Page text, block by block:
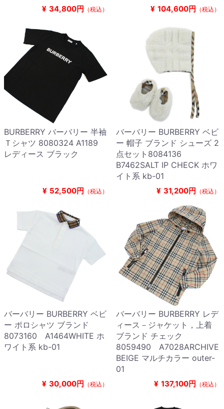
¥ 34,800円 （税込） ¥ 104,600円 （税込）
BURBERRY バーバリー 半袖
Ｔシャツ 8080324 A1189
レディース ブラック
¥ 52,500円 （税込）
バーバリー BURBERRY ベビ
ー 帽子 ブランド シューズ 2
点セット8084136
B7462SALT IP CHECK ホワ
イト系 kb-01
¥ 31,200円 （税込）
バーバリー BURBERRY ベビ
ー ポロシャツ ブランド
8073160 A1464WHITE ホ
ワイト系 kb-01
¥ 30,000円 （税込）
バーバリー BURBERRY レデ
ィース－ジャケット，上着
ブランド チェック
8059490 A7028ARCHIVE
BEIGE マルチカラー outer-
01
¥ 137,100円 （税込）